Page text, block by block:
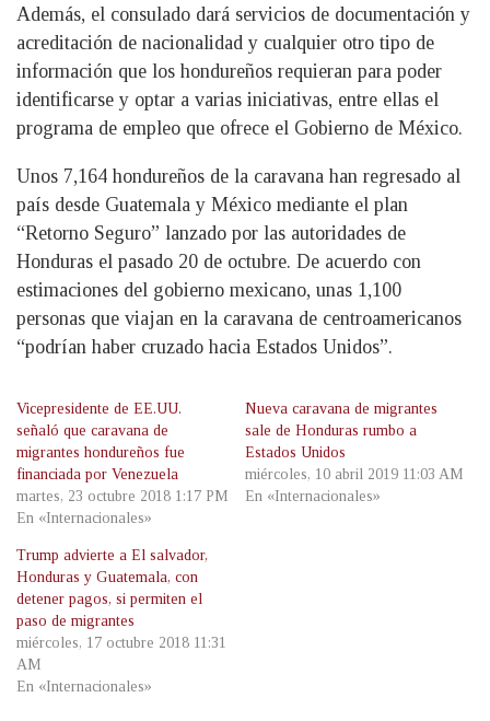
Además, el consulado dará servicios de documentación y
acreditación de nacionalidad y cualquier otro tipo de
información que los hondureños requieran para poder
identificarse y optar a varias iniciativas, entre ellas el
programa de empleo que ofrece el Gobierno de México.
Unos 7,164 hondureños de la caravana han regresado al
país desde Guatemala y México mediante el plan
“Retorno Seguro” lanzado por las autoridades de
Honduras el pasado 20 de octubre. De acuerdo con
estimaciones del gobierno mexicano, unas 1,100
personas que viajan en la caravana de centroamericanos
“podrían haber cruzado hacia Estados Unidos”.
Vicepresidente de EE.UU.
señaló que caravana de
migrantes hondureños fue
financiada por Venezuela
martes, 23 octubre 2018 1:17 PM
En «Internacionales»
Nueva caravana de migrantes
sale de Honduras rumbo a
Estados Unidos
miércoles, 10 abril 2019 11:03 AM
En «Internacionales»
Trump advierte a El salvador,
Honduras y Guatemala, con
detener pagos, si permiten el
paso de migrantes
miércoles, 17 octubre 2018 11:31
AM
En «Internacionales»